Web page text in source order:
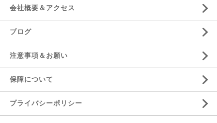
会社概要＆アクセス
ブログ
注意事項＆お願い
保障について
プライバシーポリシー